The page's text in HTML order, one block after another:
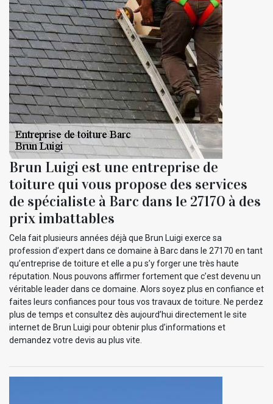
Brun Luigi est une entreprise de
toiture qui vous propose des services
de spécialiste à Barc dans le 27170 à des
prix imbattables
Cela fait plusieurs années déjà que Brun Luigi exerce sa
profession d’expert dans ce domaine à Barc dans le 27170 en tant
qu’entreprise de toiture et elle a pu s’y forger une très haute
réputation. Nous pouvons affirmer fortement que c’est devenu un
véritable leader dans ce domaine. Alors soyez plus en confiance et
faites leurs confiances pour tous vos travaux de toiture. Ne perdez
plus de temps et consultez dès aujourd’hui directement le site
internet de Brun Luigi pour obtenir plus d’informations et
demandez votre devis au plus vite.